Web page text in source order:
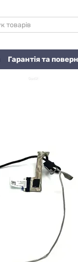
Гарантія та